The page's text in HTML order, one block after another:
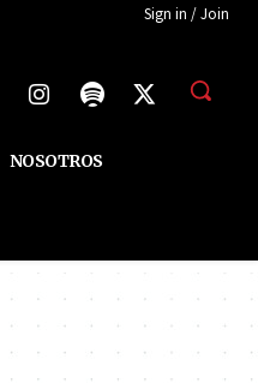
Sign in / Join
NOSOTROS